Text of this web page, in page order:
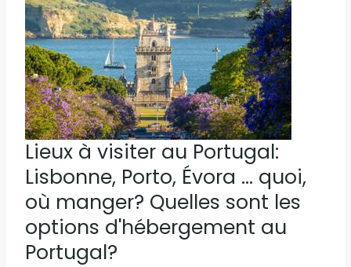
Lieux à visiter au Portugal:
Lisbonne, Porto, Évora … quoi,
où manger? Quelles sont les
options d'hébergement au
Portugal?